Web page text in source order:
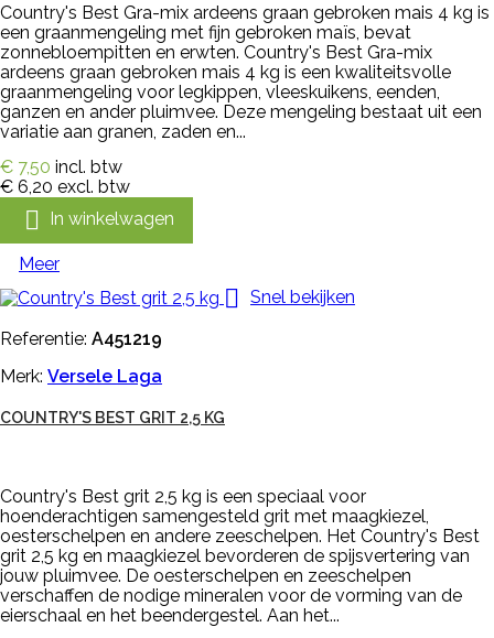
Country's Best Gra-mix ardeens graan gebroken mais 4 kg is
een graanmengeling met fijn gebroken maïs, bevat
zonnebloempitten en erwten. Country's Best Gra-mix
ardeens graan gebroken mais 4 kg is een kwaliteitsvolle
graanmengeling voor legkippen, vleeskuikens, eenden,
ganzen en ander pluimvee. Deze mengeling bestaat uit een
variatie aan granen, zaden en...
€ 7,50 incl. btw
€ 6,20 excl. btw
 In winkelwagen
Meer
 Snel bekijken
Referentie: A451219
Merk: Versele Laga
COUNTRY'S BEST GRIT 2,5 KG
Country's Best grit 2,5 kg is een speciaal voor
hoenderachtigen samengesteld grit met maagkiezel,
oesterschelpen en andere zeeschelpen. Het Country's Best
grit 2,5 kg en maagkiezel bevorderen de spijsvertering van
jouw pluimvee. De oesterschelpen en zeeschelpen
verschaffen de nodige mineralen voor de vorming van de
eierschaal en het beendergestel. Aan het...